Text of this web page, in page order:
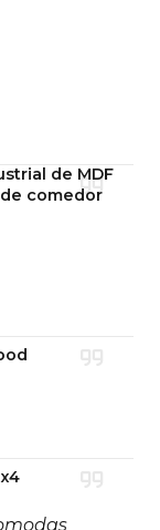
como
de los
perfil.
de MDF
comedor